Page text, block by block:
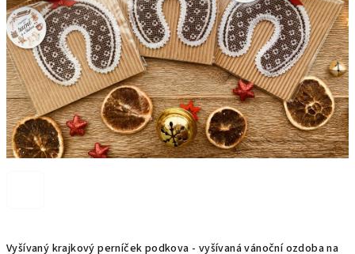
Vyšívaný krajkový perníček podkova - vyšívaná vánoční ozdoba na